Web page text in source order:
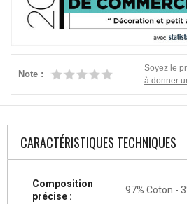
Note :
Soyez le
à donner
CARACTÉRISTIQUES TECHNIQUES
Composition
précise :
97% Coton -